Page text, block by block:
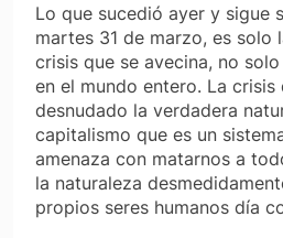
Lo que sucedió ayer y sigue
martes 31 de marzo, es solo
crisis que se avecina, no
en el mundo entero. La crisis
desnudado la verdadera
capitalismo que es un
amenaza con matarnos a
la naturaleza
propios seres humanos día